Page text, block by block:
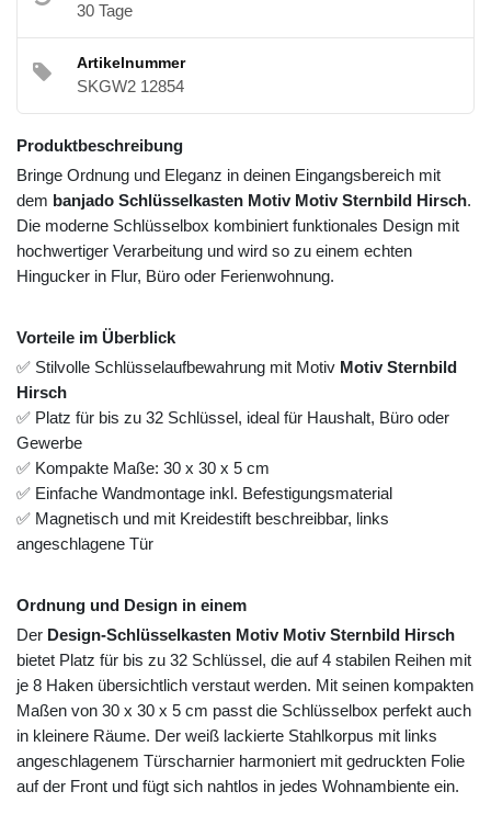
30 Tage
Artikelnummer
SKGW2 12854
Produktbeschreibung
Bringe Ordnung und Eleganz in deinen Eingangsbereich mit
dem banjado Schlüsselkasten Motiv Motiv Sternbild Hirsch.
Die moderne Schlüsselbox kombiniert funktionales Design mit
hochwertiger Verarbeitung und wird so zu einem echten
Hingucker in Flur, Büro oder Ferienwohnung.
Vorteile im Überblick
✅ Stilvolle Schlüsselaufbewahrung mit Motiv Motiv Sternbild
Hirsch
✅ Platz für bis zu 32 Schlüssel, ideal für Haushalt, Büro oder
Gewerbe
✅ Kompakte Maße: 30 x 30 x 5 cm
✅ Einfache Wandmontage inkl. Befestigungsmaterial
✅ Magnetisch und mit Kreidestift beschreibbar, links
angeschlagene Tür
Ordnung und Design in einem
Der Design-Schlüsselkasten Motiv Motiv Sternbild Hirsch
bietet Platz für bis zu 32 Schlüssel, die auf 4 stabilen Reihen mit
je 8 Haken übersichtlich verstaut werden. Mit seinen kompakten
Maßen von 30 x 30 x 5 cm passt die Schlüsselbox perfekt auch
in kleinere Räume. Der weiß lackierte Stahlkorpus mit links
angeschlagenem Türscharnier harmoniert mit gedruckten Folie
auf der Front und fügt sich nahtlos in jedes Wohnambiente ein.